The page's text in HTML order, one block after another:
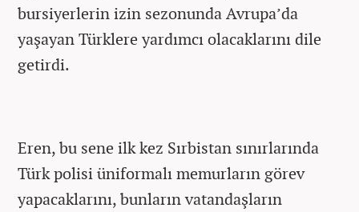
bursiyerlerin izin sezonunda Avrupa’da
yaşayan Türklere yardımcı olacaklarını dile
getirdi.
Eren, bu sene ilk kez Sırbistan sınırlarında
Türk polisi üniformalı memurların görev
yapacaklarını, bunların vatandaşların